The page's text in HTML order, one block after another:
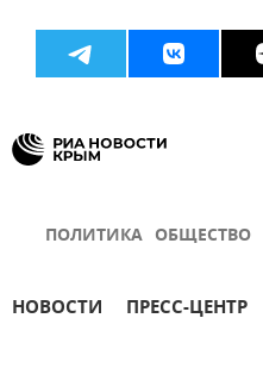
ПОЛИТИКА ОБЩЕСТВО
НОВОСТИ ПРЕСС-ЦЕНТР